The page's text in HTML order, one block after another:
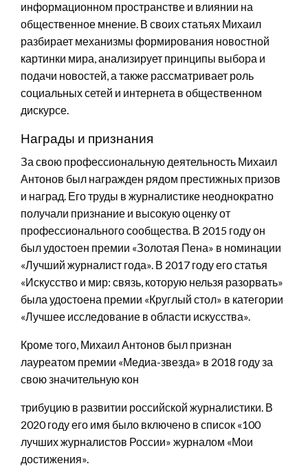
информационном пространстве и влиянии на
общественное мнение. В своих статьях Михаил
разбирает механизмы формирования новостной
картинки мира, анализирует принципы выбора и
подачи новостей, а также рассматривает роль
социальных сетей и интернета в общественном
дискурсе.
Награды и признания
За свою профессиональную деятельность Михаил
Антонов был награжден рядом престижных призов
и наград. Его труды в журналистике неоднократно
получали признание и высокую оценку от
профессионального сообщества. В 2015 году он
был удостоен премии «Золотая Пена» в номинации
«Лучший журналист года». В 2017 году его статья
«Искусство и мир: связь, которую нельзя разорвать»
была удостоена премии «Круглый стол» в категории
«Лучшее исследование в области искусства».
Кроме того, Михаил Антонов был признан
лауреатом премии «Медиа-звезда» в 2018 году за
свою значительную кон
трибуцию в развитии российской журналистики. В
2020 году его имя было включено в список «100
лучших журналистов России» журналом «Мои
достижения».